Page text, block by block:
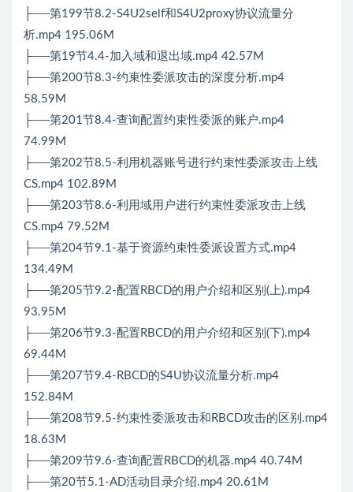
├──第199节8.2-S4U2self和S4U2proxy协议流量分
析.mp4 195.06M
├──第19节4.4-加入域和退出域.mp4 42.57M
├──第200节8.3-约束性委派攻击的深度分析.mp4
58.59M
├──第201节8.4-查询配置约束性委派的账户.mp4
74.99M
├──第202节8.5-利用机器账号进行约束性委派攻击上线
CS.mp4 102.89M
├──第203节8.6-利用域用户进行约束性委派攻击上线
CS.mp4 79.52M
├──第204节9.1-基于资源约束性委派设置方式.mp4
134.49M
├──第205节9.2-配置RBCD的用户介绍和区别(上).mp4
93.95M
├──第206节9.3-配置RBCD的用户介绍和区别(下).mp4
69.44M
├──第207节9.4-RBCD的S4U协议流量分析.mp4
152.84M
├──第208节9.5-约束性委派攻击和RBCD攻击的区别.mp4
18.63M
├──第209节9.6-查询配置RBCD的机器.mp4 40.74M
├──第20节5.1-AD活动目录介绍.mp4 20.61M